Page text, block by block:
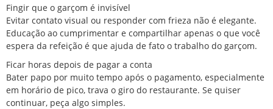
Fingir que o garçom é invisível
Evitar contato visual ou responder com frieza não é elegante.
Educação ao cumprimentar e compartilhar apenas o que você
espera da refeição é que ajuda de fato o trabalho do garçom.
Ficar horas depois de pagar a conta
Bater papo por muito tempo após o pagamento, especialmente
em horário de pico, trava o giro do restaurante. Se quiser
continuar, peça algo simples.